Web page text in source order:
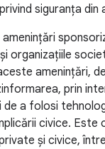
siguranța
organizațiile
amenințări,
prin
a folosi
civice. Este
și civice,